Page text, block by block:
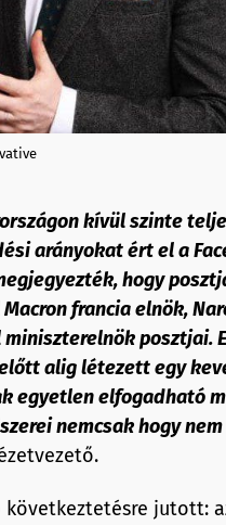
kívül szinte
arányokat ért el a
hogy
francia elnök,
posztjai.
alig létezett egy
egyetlen elfogadható
nemcsak hogy
jutott: